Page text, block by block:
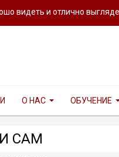
видеть и отлично
О НАС ОБУЧЕНИЕ
САМ